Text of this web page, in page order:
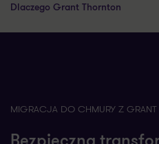
Dlaczego Grant Thornton
MIGRACJA DO CHMURY Z GRANT